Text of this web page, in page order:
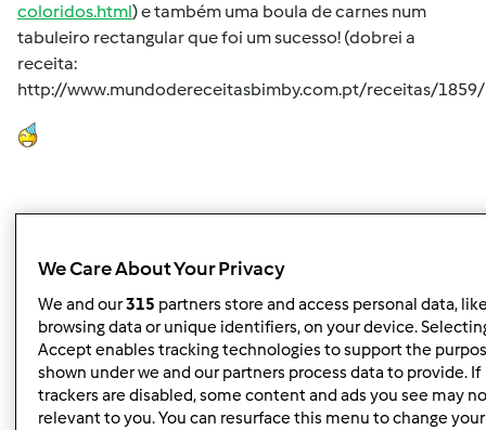
coloridos.html) e também uma boula de carnes num
tabuleiro rectangular que foi um sucesso! (dobrei a
receita:
http://www.mundodereceitasbimby.com.pt/receitas/
Iniciar sessãoou registe-se aquipara escrever
comentários
suzana mota cr… (não
verificado)
We Care About Your Privacy
We and our315 partners store and access personal data,
browsing data or unique identifiers, on your device.
Accept enables tracking technologies to support the
shown under we and our partners process data to provide. If
trackers are disabled, some content and ads you see may
relevant to you. You can resurface this menu to change your